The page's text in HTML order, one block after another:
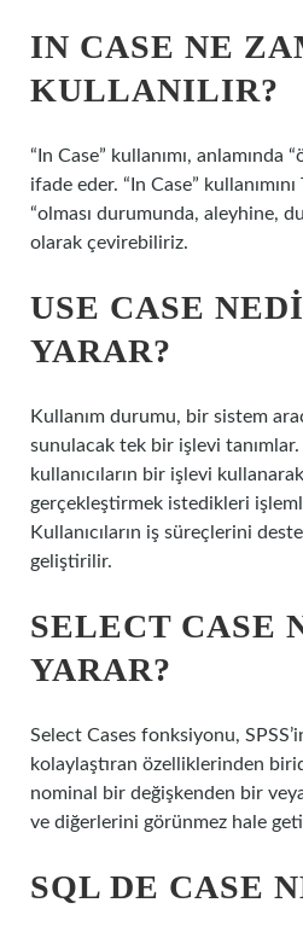
IN CASE NE
KULLANILIR?
“In Case” kullanımı, anlamında
ifade eder. “In Case”
“olması durumunda, aleyhine,
olarak çevirebiliriz.
USE CASE
YARAR?
Kullanım durumu, bir sistem
sunulacak tek bir işlevi
kullanıcıların bir işlevi
gerçekleştirmek istedikleri
Kullanıcıların iş süreçlerini
geliştirilir.
SELECT CASE
YARAR?
Select Cases fonksiyonu,
kolaylaştıran özelliklerinden
nominal bir değişkenden bir
ve diğerlerini görünmez hale
SQL DE CASE